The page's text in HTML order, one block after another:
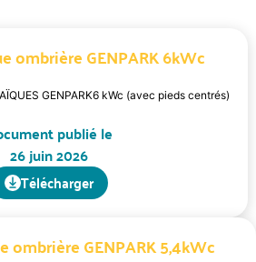
ombrière GENPARK 6kWc
GENPARK6 kWc (avec pieds centrés)
publié le
26 juin 2026
Télécharger
ombrière GENPARK 5,4kWc